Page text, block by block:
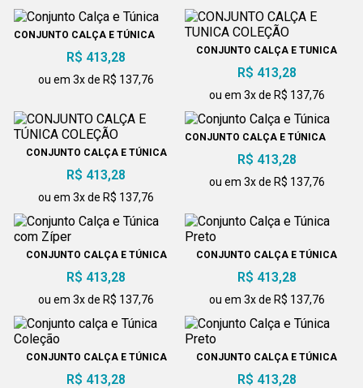
CONJUNTO CALÇA E TÚNICA
R$ 413,28
ou em 3x de R$ 137,76
CONJUNTO CALÇA E TUNICA
R$ 413,28
ou em 3x de R$ 137,76
CONJUNTO CALÇA E TÚNICA
R$ 413,28
ou em 3x de R$ 137,76
CONJUNTO CALÇA E TÚNICA
R$ 413,28
ou em 3x de R$ 137,76
CONJUNTO CALÇA E TÚNICA
R$ 413,28
ou em 3x de R$ 137,76
CONJUNTO CALÇA E TÚNICA
R$ 413,28
ou em 3x de R$ 137,76
CONJUNTO CALÇA E TÚNICA
R$ 413,28
CONJUNTO CALÇA E TÚNICA
R$ 413,28